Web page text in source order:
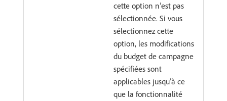
cette option n’est pas
sélectionnée. Si vous
sélectionnez cette
option, les modifications
du budget de campagne
spécifiées sont
applicables jusqu’à ce
que la fonctionnalité